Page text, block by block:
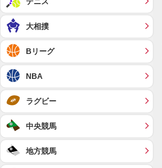
大相撲
Bリーグ
NBA
ラグビー
中央競馬
地方競馬